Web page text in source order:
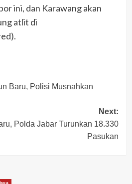
ini, dan Karawang akan
atlit di
Baru, Polisi Musnahkan
Next:
Polda Jabar Turunkan 18.330
Pasukan